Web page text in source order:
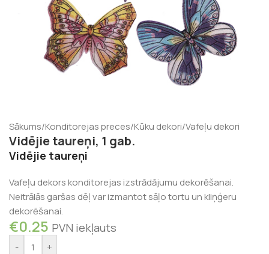
Sākums/Konditorejas preces/Kūku dekori/Vafeļu dekori
Vidējie taureņi, 1 gab.
Vidējie taureņi
Vafeļu dekorskonditorejas izstrādājumu dekorēšanai.
Neitrālās garšas dēļ var izmantot sāļo tortu un kliņģeru
dekorēšanai.
€0.25 PVN iekļauts
- +